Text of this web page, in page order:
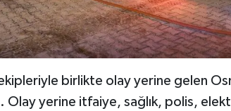
birlikte olay yerine gelen
Olay yerine itfaiye, sağlık, polis,